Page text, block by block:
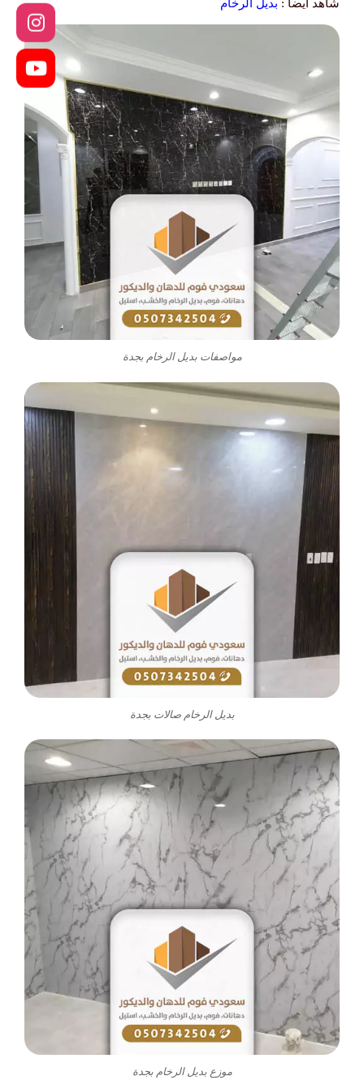
شاهد أيضا : بديل الرخام
مواصفات بديل الرخام بجدة
بديل الرخام صالات بجدة
موزع بديل الرخام بجدة